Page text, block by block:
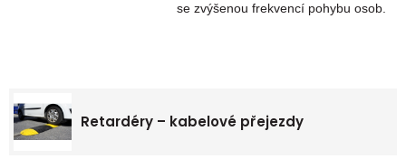
se zvýšenou frekvencí pohybu osob.
Retardéry – kabelové přejezdy